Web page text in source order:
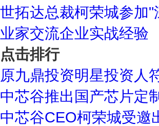
世拓达总裁柯荣城参加
业家交流企业实战经验
点击排行
原九鼎投资明星投资人
中芯谷推出国产芯片定
中芯谷CEO柯荣城受邀